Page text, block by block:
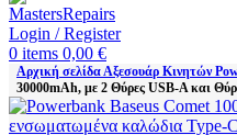
Login / Register
0 items 0,00 €
Αρχική σελίδαΑξεσουάρ Κινητών
30000mAh, με 2 Θύρες USB-A και